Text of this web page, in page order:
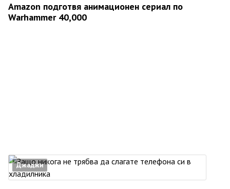
Amazon подготвя анимационен сериал по
Warhammer 40,000
Джаджи